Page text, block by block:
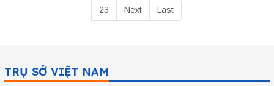
23 Next Last
TRỤ SỞ VIỆT NAM